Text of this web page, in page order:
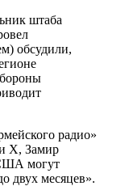
штаба
обсудили,
радио»
Х, Замир
могут
двух месяцев».